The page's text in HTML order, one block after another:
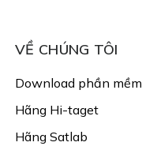
VỀ CHÚNG TÔI
Download phần mềm
Hãng Hi-taget
Hãng Satlab